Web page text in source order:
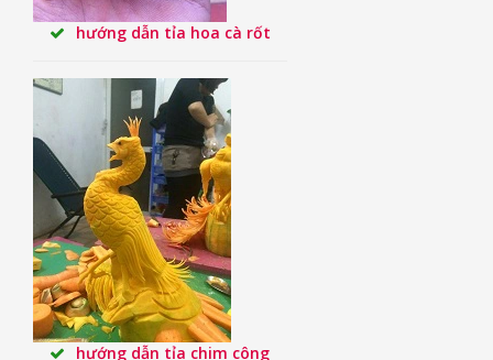
hướng dẫn tỉa hoa cà rốt
hướng dẫn tỉa chim công